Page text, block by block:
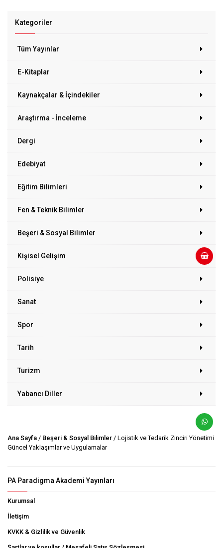
Kategoriler
Tüm Yayınlar
E-Kitaplar
Kaynakçalar & İçindekiler
Araştırma - İnceleme
Dergi
Edebiyat
Eğitim Bilimleri
Fen & Teknik Bilimler
Beşeri & Sosyal Bilimler
Kişisel Gelişim
Polisiye
Sanat
Spor
Tarih
Turizm
Yabancı Diller
Ana Sayfa / Beşeri & Sosyal Bilimler / Lojistik ve Tedarik Zinciri Yönetimi
Güncel Yaklaşımlar ve Uygulamalar
PA Paradigma Akademi Yayınları
Kurumsal
İletişim
KVKK & Gizlilik ve Güvenlik